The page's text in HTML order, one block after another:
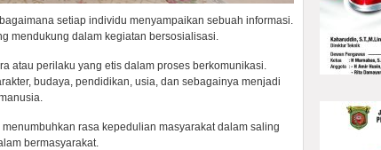
setiap individu menyampaikan sebuah informasi.
mendukung dalam kegiatan bersosialisasi.
atau perilaku yang etis dalam proses berkomunikasi.
budaya, pendidikan, usia, dan sebagainya menjadi
rasa kepedulian masyarakat dalam saling
bermasyarakat.